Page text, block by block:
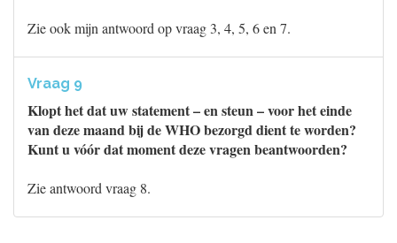
Zie ook mijn antwoord op vraag 3, 4, 5, 6 en 7.
Vraag 9
Klopt het dat uw statement – en steun – voor het einde
van deze maand bij de WHO bezorgd dient te worden?
Kunt u vóór dat moment deze vragen beantwoorden?
Zie antwoord vraag 8.